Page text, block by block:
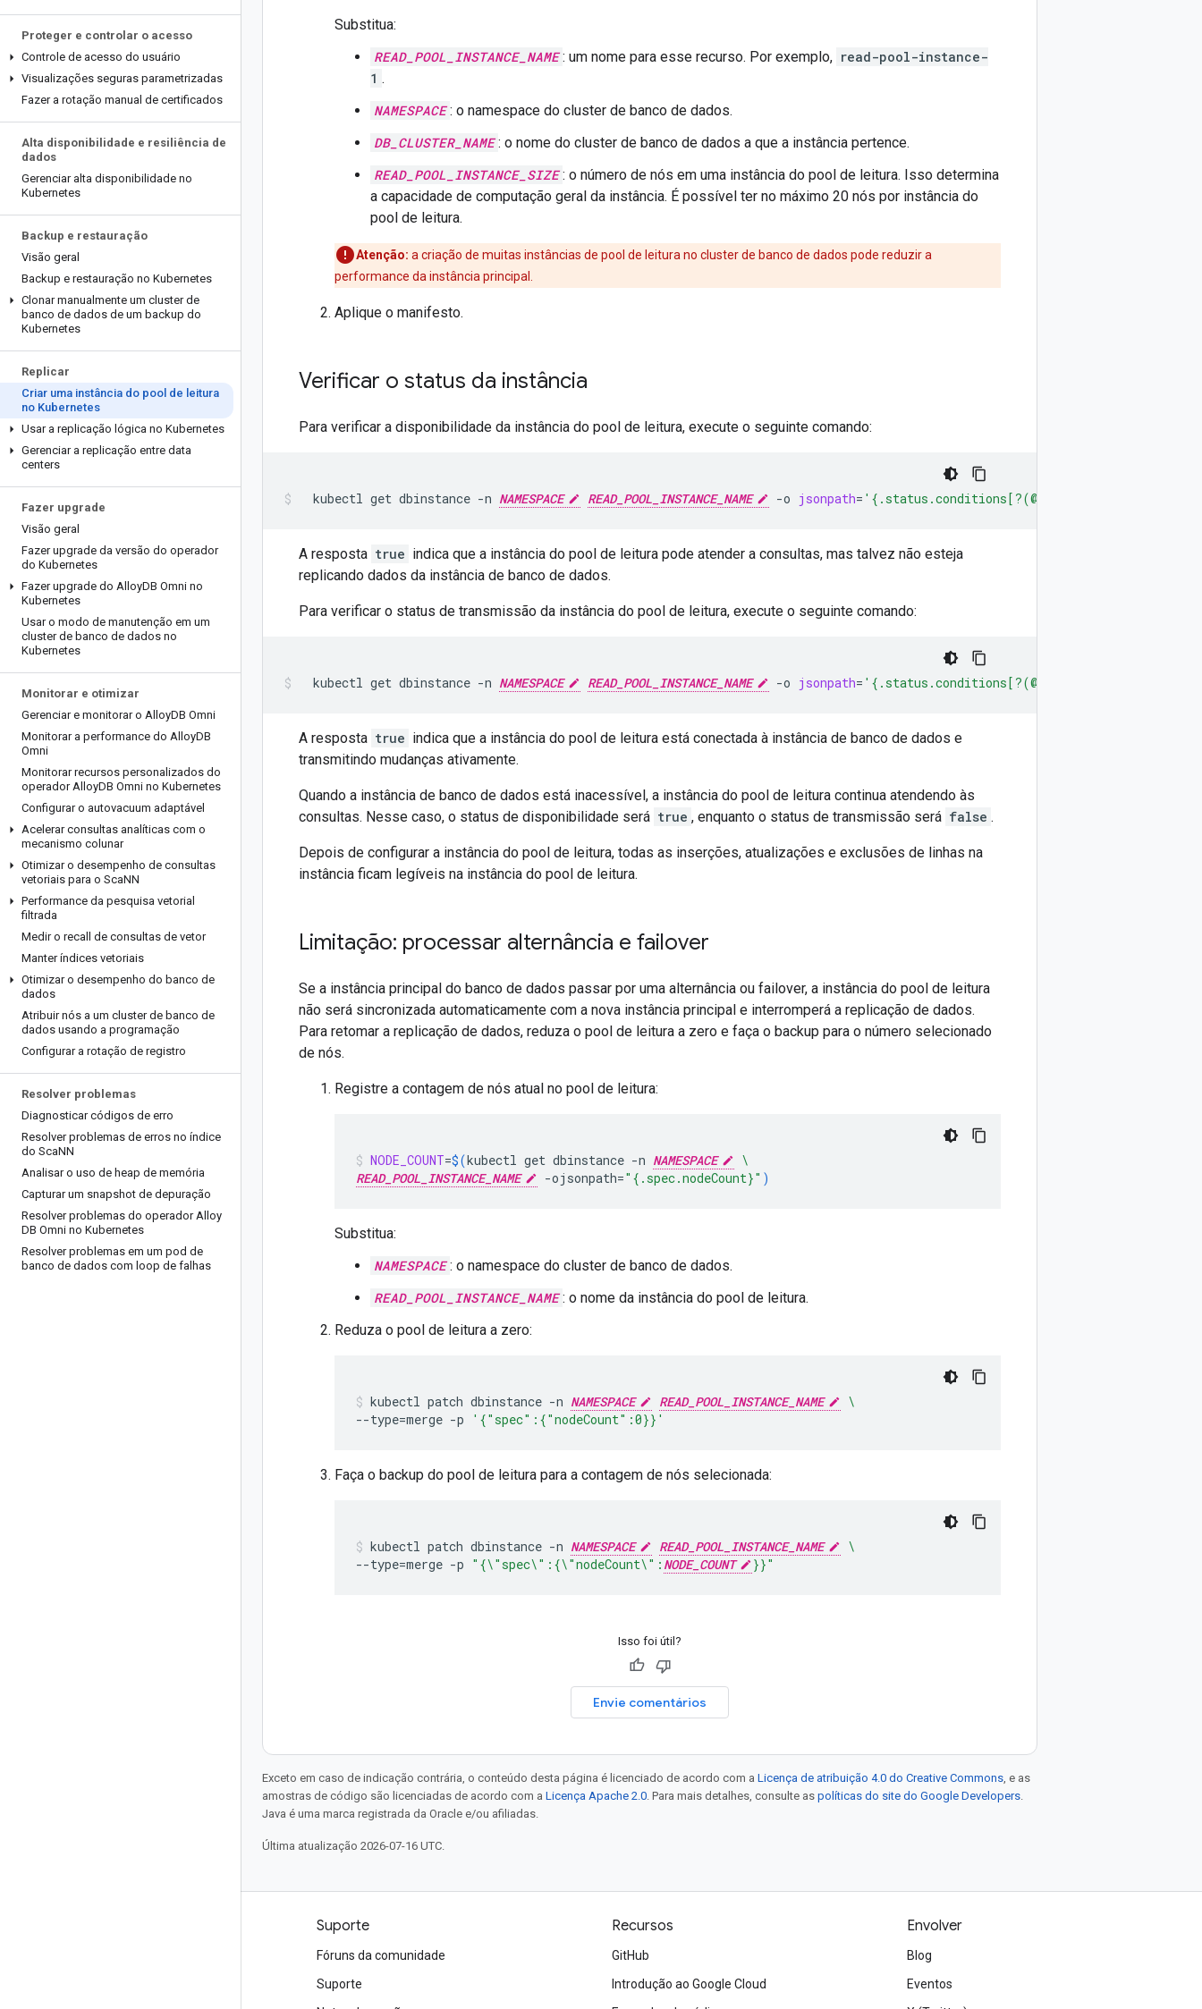
Proteger e controlar o acesso
Controle de acesso do usuário
Visualizações seguras parametrizadas
Fazer a rotação manual de certificados
Alta disponibilidade e resiliência de
dados
Gerenciar alta disponibilidade no
Kubernetes
Backup e restauração
Visão geral
Backup e restauração no Kubernetes
Clonar manualmente um cluster de
banco de dados de um backup do
Kubernetes
Replicar
Criar uma instância do pool de leitura
no Kubernetes
Usar a replicação lógica no Kubernetes
Gerenciar a replicação entre data
centers
Fazer upgrade
Visão geral
Fazer upgrade da versão do operador
do Kubernetes
Fazer upgrade do AlloyDB Omni no
Kubernetes
Usar o modo de manutenção em um
cluster de banco de dados no
Kubernetes
Monitorar e otimizar
Gerenciar e monitorar o AlloyDB Omni
Monitorar a performance do AlloyDB
Omni
Monitorar recursos personalizados do
operador AlloyDB Omni no Kubernetes
Configurar o autovacuum adaptável
Acelerar consultas analíticas com o
mecanismo colunar
Otimizar o desempenho de consultas
vetoriais para o ScaNN
Performance da pesquisa vetorial
filtrada
Medir o recall de consultas de vetor
Manter índices vetoriais
Otimizar o desempenho do banco de
dados
Atribuir nós a um cluster de banco de
dados usando a programação
Configurar a rotação de registro
Resolver problemas
Diagnosticar códigos de erro
Resolver problemas de erros no índice
do ScaNN
Analisar o uso de heap de memória
Capturar um snapshot de depuração
Resolver problemas do operador Alloy
DB Omni no Kubernetes
Resolver problemas em um pod de
banco de dados com loop de falhas
Substitua:
READ_POOL_INSTANCE_NAME : um nome para esse recurso. Por exemplo, read-pool-instance-
1 .
NAMESPACE : o namespace do cluster de banco de dados.
DB_CLUSTER_NAME : o nome do cluster de banco de dados a que a instância pertence.
READ_POOL_INSTANCE_SIZE : o número de nós em uma instância do pool de leitura. Isso determina
a capacidade de computação geral da instância. É possível ter no máximo 20 nós por instância do
pool de leitura.
Atenção: a criação de muitas instâncias de pool de leitura no cluster de banco de dados pode reduzir a
performance da instância principal.
Aplique o manifesto.
Verificar o status da instância
Para verificar a disponibilidade da instância do pool de leitura, execute o seguinte comando:
kubectl get dbinstance -n NAMESPACE READ_POOL_INSTANCE_NAME -o jsonpath=
A resposta true indica que a instância do pool de leitura pode atender a consultas, mas talvez não esteja
replicando dados da instância de banco de dados.
Para verificar o status de transmissão da instância do pool de leitura, execute o seguinte comando:
kubectl get dbinstance -n NAMESPACE READ_POOL_INSTANCE_NAME -o jsonpath=
A resposta true indica que a instância do pool de leitura está conectada à instância de banco de dados e
transmitindo mudanças ativamente.
Quando a instância de banco de dados está inacessível, a instância do pool de leitura continua atendendo às
consultas. Nesse caso, o status de disponibilidade será true , enquanto o status de transmissão será false .
Depois de configurar a instância do pool de leitura, todas as inserções, atualizações e exclusões de linhas na
instância ficam legíveis na instância do pool de leitura.
Limitação: processar alternância e failover
Se a instância principal do banco de dados passar por uma alternância ou failover, a instância do pool de leitura
não será sincronizada automaticamente com a nova instância principal e interromperá a replicação de dados.
Para retomar a replicação de dados, reduza o pool de leitura a zero e faça o backup para o número selecionado
de nós.
Registre a contagem de nós atual no pool de leitura:
NODE_COUNT=$(kubectl get dbinstance -n NAMESPACE
\
READ_POOL_INSTANCE_NAME
-ojsonpath="{.spec.nodeCount}" )
Substitua:
NAMESPACE : o namespace do cluster de banco de dados.
READ_POOL_INSTANCE_NAME : o nome da instância do pool de leitura.
Reduza o pool de leitura a zero:
kubectl patch dbinstance -n NAMESPACE READ_POOL_INSTANCE_NAME
\
--type=merge -p '{"spec":{"nodeCount":0}}'
Faça o backup do pool de leitura para a contagem de nós selecionada:
kubectl patch dbinstance -n NAMESPACE READ_POOL_INSTANCE_NAME
\
--type=merge -p "{\"spec\":{\"nodeCount\": NODE_COUNT }}"
Isso foi útil?
Envie comentários
Exceto em caso de indicação contrária, o conteúdo desta página é licenciado de acordo com a Licença de atribuição 4.0 do Creative Commons, e as
amostras de código são licenciadas de acordo com a Licença Apache 2.0. Para mais detalhes, consulte as políticas do site do Google Developers.
Java é uma marca registrada da Oracle e/ou afiliadas.
Última atualização 2026-07-16 UTC.
Suporte
Fóruns da comunidade
Suporte
Recursos
GitHub
Introdução ao Google Cloud
Envolver
Blog
Eventos